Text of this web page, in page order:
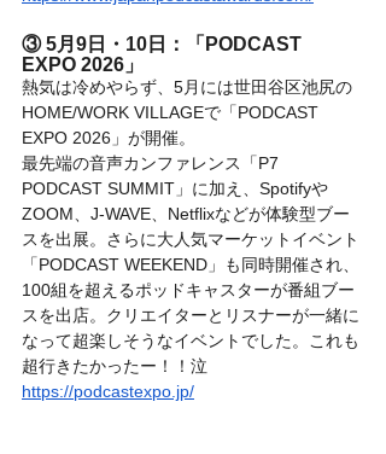
③ 5月9日・10日：「PODCAST
EXPO 2026」
熱気は冷めやらず、5月には世田谷区池尻の
HOME/WORK VILLAGEで「PODCAST
EXPO 2026」が開催。
最先端の音声カンファレンス「P7
PODCAST SUMMIT」に加え、Spotifyや
ZOOM、J-WAVE、Netflixなどが体験型ブー
スを出展。さらに大人気マーケットイベント
「PODCAST WEEKEND」も同時開催され、
100組を超えるポッドキャスターが番組ブー
スを出店。クリエイターとリスナーが一緒に
なって超楽しそうなイベントでした。これも
超行きたかったー！！泣
https://podcastexpo.jp/